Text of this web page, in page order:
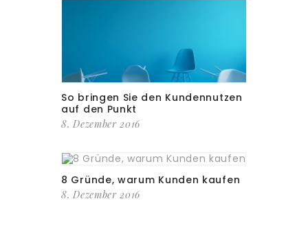
So bringen Sie den Kundennutzen
auf den Punkt
8. Dezember 2016
8 Gründe, warum Kunden kaufen
8. Dezember 2016